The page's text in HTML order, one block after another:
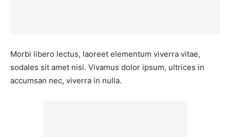
Morbi libero lectus, laoreet elementum viverra vitae,
sodales sit amet nisi. Vivamus dolor ipsum, ultrices in
accumsan nec, viverra in nulla.